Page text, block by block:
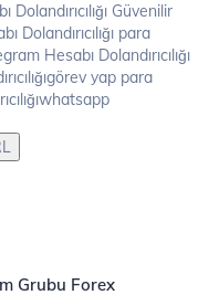
Güvenilir
Dolandırıcılığı para
Hesabı Dolandırıcılığı
yap para
Grubu Forex